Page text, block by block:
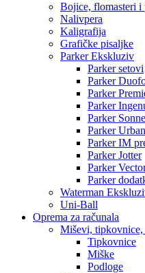
Bojice, flomasteri i
Nalivpera
Kaligrafija
Grafičke pisaljke
Parker Ekskluziv
Parker setovi
Parker
Parker
Parker
Parker
Parker
Parker IM
Parker Jotter
Parker
Parker
Waterman
Uni-Ball
Oprema za računala
Miševi, tipkovnice,
Tipkovnice
Miške
Podloge